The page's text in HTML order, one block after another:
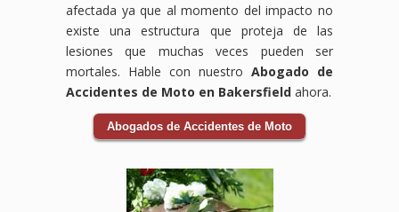
afectada ya que al momento del impacto no
existe una estructura que proteja de las
lesiones que muchas veces pueden ser
mortales. Hable con nuestro Abogado de
Accidentes de Moto en Bakersfield ahora.
Abogados de Accidentes de Moto